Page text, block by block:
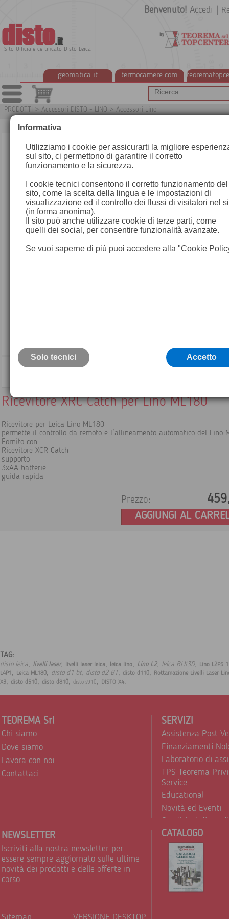
disto.it
Sito Ufficiale certificato Disto Leica
geomatica.it termocamere.com
Benvenuto! Accedi
PRODOTTI > Accessori DISTO - LINO > Accessori Lino
Ricevitore XRC Catch per Lino ML180
Ricevitore per Leica Lino ML180
permette il controllo da remoto e l'allineamento automatico del Lino
Fornito con
Ricevitore XCR Catch
supporto
3xAA batterie
guida rapida
Prezzo:
AGGIUNGI AL
TAG:
disto leica, livelli laser, livelli laser leica, leica lino, Lino L2, leica BLK3D, Lino L2P5 1
L4P1 , Leica ML180, disto d1 bt, disto d2 BT, disto d110,
Rottamazione Livelli Laser
X3, disto d510, disto d810, disto s910, DISTO X4.
TEOREMA Srl
Chi siamo
Dove siamo
Lavora con noi
Contattaci
SERVIZI
Assistenza Post
Finanziamenti
Laboratorio di
TPS Teorema
Service
Educational
Novità ed Eventi
Condizioni di
Trattamento dei
NEWSLETTER
Iscriviti alla nostra newsletter per
essere sempre aggiornato sulle ultime
novità dei prodotti e delle offerte in
corso
CATALOGO
Informativa
Utilizziamo i cookie per assicurarti la migliore
sul sito, ci permettono di garantire il corretto
funzionamento e la sicurezza.
I cookie tecnici consentono il corretto funzionamento del
sito, come la scelta della lingua e le impostazioni di
visualizzazione ed il controllo dei flussi di visitatori nel
(in forma anonima).
Il sito può anche utilizzare cookie di terze parti, come
quelli dei social, per consentire funzionalità avanzate.
Se vuoi saperne di più puoi accedere alla "Cookie
Solo tecnici Accetto